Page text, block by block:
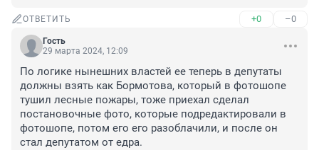
ОТВЕТИТЬ +0 –0
Гость
29 марта 2024, 12:09
По логике нынешних властей ее теперь в депутаты
должны взять как Бормотова, который в фотошопе
тушил лесные пожары, тоже приехал сделал
постановочные фото, которые подредактировали в
фотошопе, потом его его разоблачили, и после он
стал депутатом от едра.